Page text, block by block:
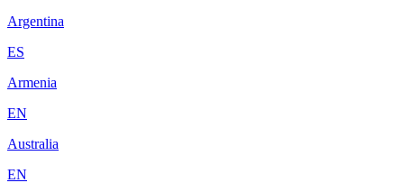
Argentina
ES
Armenia
EN
Australia
EN